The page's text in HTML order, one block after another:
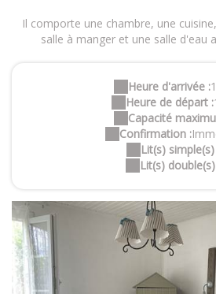
Il comporte une chambre, une
salle à manger et une salle d'eau
Heure d'arrivée :
Heure de départ :
Capacité
Confirmation :
Lit(s) simple(s)
Lit(s)